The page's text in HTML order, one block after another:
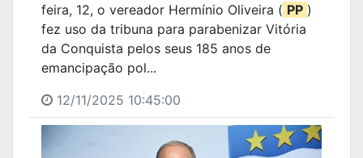
feira, 12, o vereador Hermínio Oliveira ( PP )
fez uso da tribuna para parabenizar Vitória
da Conquista pelos seus 185 anos de
emancipação pol...
12/11/2025 10:45:00